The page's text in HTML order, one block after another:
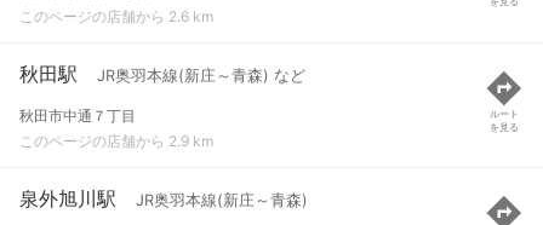
このページの店舗から 2.6 km
秋田駅 JR奥羽本線(新庄～青森) など
秋田市中通７丁目
このページの店舗から 2.9 km
ルート
を見る
泉外旭川駅 JR奥羽本線(新庄～青森)